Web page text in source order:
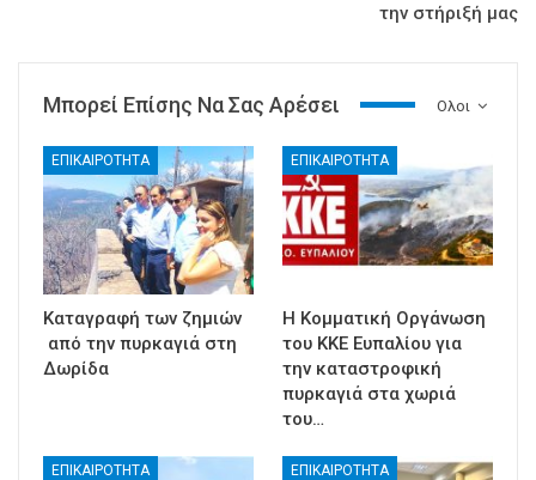
την στήριξή μας
Ολοι
Μπορεί Επίσης Να Σας Αρέσει
ΕΠΙΚΑΙΡΟΤΗΤΑ
Καταγραφή των ζημιών
από την πυρκαγιά στη
Δωρίδα
ΕΠΙΚΑΙΡΟΤΗΤΑ
Η Κομματική Οργάνωση
του ΚΚΕ Ευπαλίου για
την καταστροφική
πυρκαγιά στα χωριά
του…
ΕΠΙΚΑΙΡΟΤΗΤΑ ΕΠΙΚΑΙΡΟΤΗΤΑ